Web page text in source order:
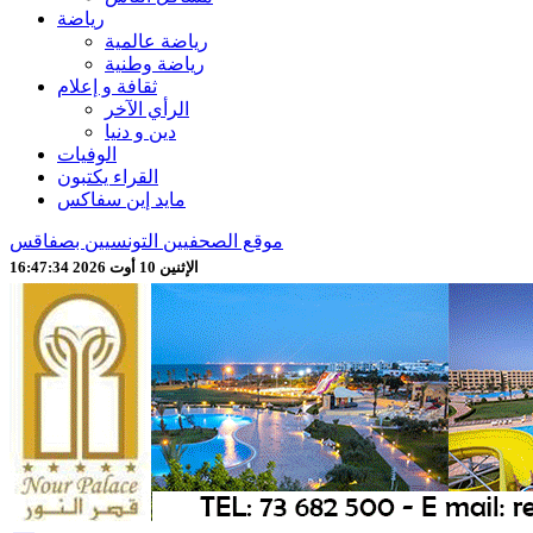
رياضة
رياضة عالمية
رياضة وطنية
ثقافة و إعلام
الرأي الآخر
دين و دنيا
الوفيات
القراء يكتبون
مايد إين سفاكس
موقع الصحفيين التونسيين بصفاقس
الإثنين 10 أوت 2026 16:47:36